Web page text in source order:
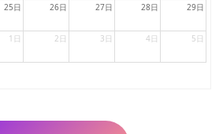
25日 26日 27日 28日 29日
1日 2日 3日 4日 5日